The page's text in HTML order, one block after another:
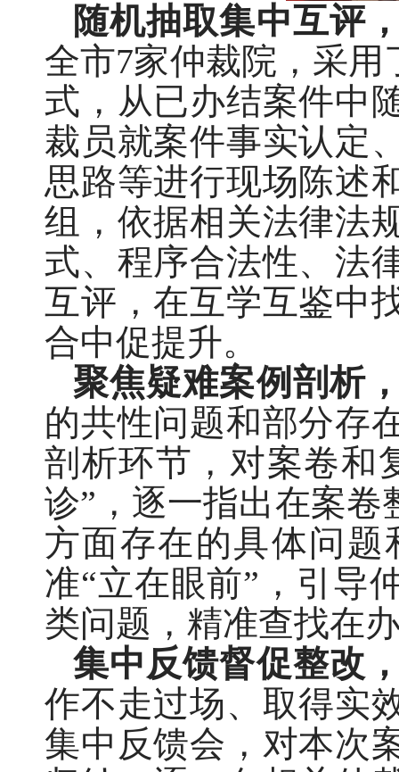
随机抽取集中互评
全市7家仲裁院，采
式，从已办结案件中
裁员就案件事实认定
思路等进行现场陈述
组，依据相关法律法
式、程序合法性、法
互评，在互学互鉴中
合中促提升。
聚焦疑难案例剖析
的共性问题和部分存
剖析环节，对案卷和
诊”，逐一指出在案
方面存在的具体问题
准“立在眼前”，引导
类问题，精准查找在
集中反馈督促整改
作不走过场、取得实
集中反馈会，对本次